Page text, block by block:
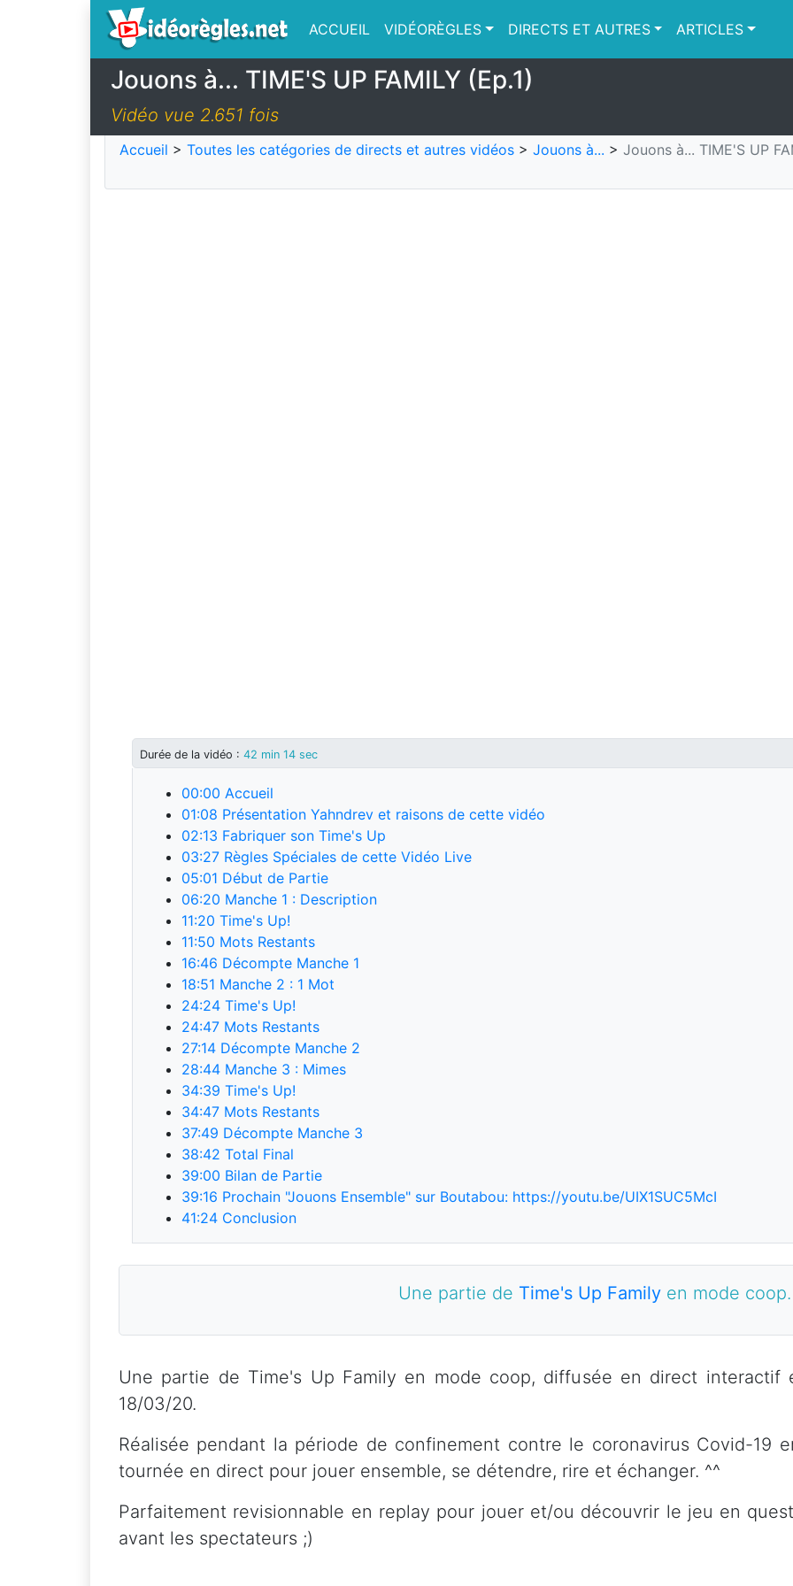
ACCUEIL VIDÉORÈGLES DIRECTS ET AUTRES ARTICLES
Jouons à... TIME'S UP FAMILY (Ep.1)
Vidéo vue 2.651 fois
Accueil > Toutes les catégories de directs et autres vidéos > Jouons à... > Jouons à... TIME'S UP
Durée de la vidéo : 42 min 14 sec
00:00 Accueil
01:08 Présentation Yahndrev et raisons de cette vidéo
02:13 Fabriquer son Time's Up
03:27 Règles Spéciales de cette Vidéo Live
05:01 Début de Partie
06:20 Manche 1 : Description
11:20 Time's Up!
11:50 Mots Restants
16:46 Décompte Manche 1
18:51 Manche 2 : 1 Mot
24:24 Time's Up!
24:47 Mots Restants
27:14 Décompte Manche 2
28:44 Manche 3 : Mimes
34:39 Time's Up!
34:47 Mots Restants
37:49 Décompte Manche 3
38:42 Total Final
39:00 Bilan de Partie
39:16 Prochain "Jouons Ensemble" sur Boutabou: https://youtu.be/UIX1SUC5McI
41:24 Conclusion
Une partie de Time's Up Family en mode coop.
Une partie de Time's Up Family en mode coop, diffusée en direct interactif
18/03/20.
Réalisée pendant la période de confinement contre le coronavirus Covid-19
tournée en direct pour jouer ensemble, se détendre, rire et échanger. ^^
Parfaitement revisionnable en replay pour jouer et/ou découvrir le jeu en
avant les spectateurs ;)